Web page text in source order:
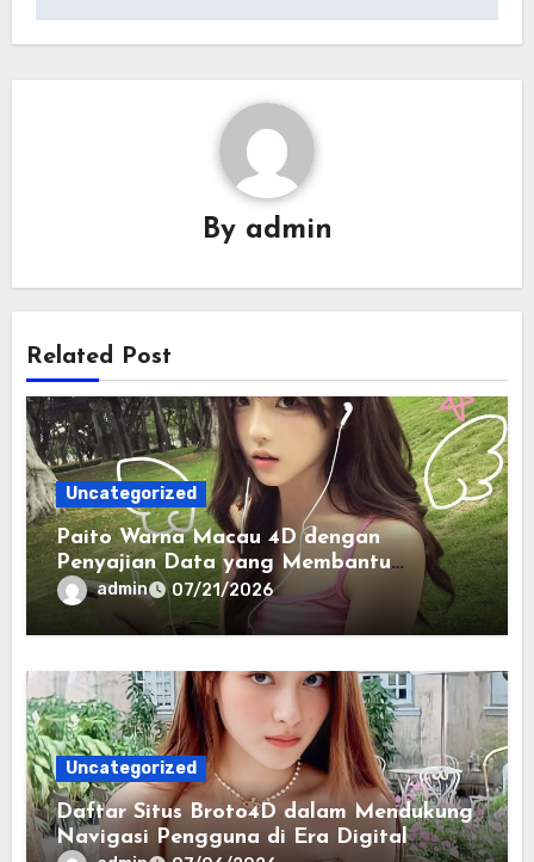
By admin
Related Post
Uncategorized
Paito Warna Macau 4D dengan
Penyajian Data yang Membantu
Memahami Pola Informasi Secara
Efektif
admin 07/21/2026
Uncategorized
Daftar Situs Broto4D dalam Mendukung
Navigasi Pengguna di Era Digital